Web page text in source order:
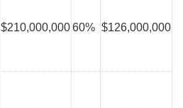
$210,000,00060% $126,000,000